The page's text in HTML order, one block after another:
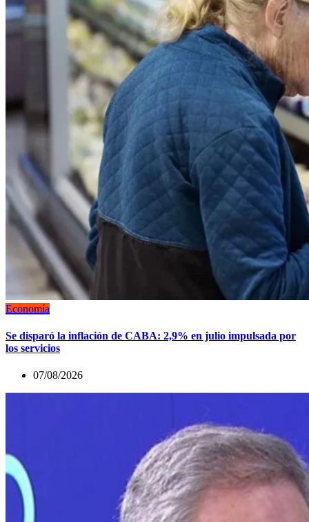
Economía
Se disparó la inflación de CABA: 2,9% en julio impulsada por
los servicios
07/08/2026